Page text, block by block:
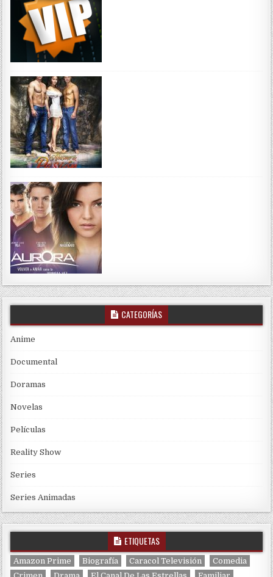
CATEGORÍAS
Anime
Documental
Doramas
Novelas
Películas
Reality Show
Series
Series Animadas
ETIQUETAS
Amazon Prime Biografía Caracol Televisión
Comedia